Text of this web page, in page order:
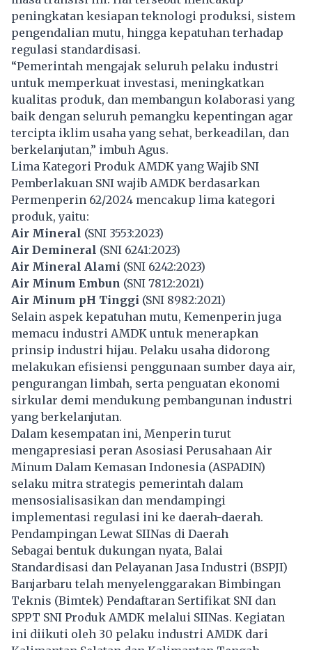
peningkatan kesiapan teknologi produksi, sistem
pengendalian mutu, hingga kepatuhan terhadap
regulasi standardisasi.
“Pemerintah mengajak seluruh pelaku industri
untuk memperkuat investasi, meningkatkan
kualitas produk, dan membangun kolaborasi yang
baik dengan seluruh pemangku kepentingan agar
tercipta iklim usaha yang sehat, berkeadilan, dan
berkelanjutan,” imbuh Agus.
Lima Kategori Produk AMDK yang Wajib SNI
Pemberlakuan SNI wajib AMDK berdasarkan
Permenperin 62/2024 mencakup lima kategori
produk, yaitu:
Air Mineral (SNI 3553:2023)
Air Demineral (SNI 6241:2023)
Air Mineral Alami (SNI 6242:2023)
Air Minum Embun (SNI 7812:2021)
Air Minum pH Tinggi (SNI 8982:2021)
Selain aspek kepatuhan mutu, Kemenperin juga
memacu industri AMDK untuk menerapkan
prinsip industri hijau. Pelaku usaha didorong
melakukan efisiensi penggunaan sumber daya air,
pengurangan limbah, serta penguatan ekonomi
sirkular demi mendukung pembangunan industri
yang berkelanjutan.
Dalam kesempatan ini, Menperin turut
mengapresiasi peran Asosiasi Perusahaan Air
Minum Dalam Kemasan Indonesia (ASPADIN)
selaku mitra strategis pemerintah dalam
mensosialisasikan dan mendampingi
implementasi regulasi ini ke daerah-daerah.
Pendampingan Lewat SIINas di Daerah
Sebagai bentuk dukungan nyata, Balai
Standardisasi dan Pelayanan Jasa Industri (BSPJI)
Banjarbaru telah menyelenggarakan Bimbingan
Teknis (Bimtek) Pendaftaran Sertifikat SNI dan
SPPT SNI Produk AMDK melalui SIINas. Kegiatan
ini diikuti oleh 30 pelaku industri AMDK dari